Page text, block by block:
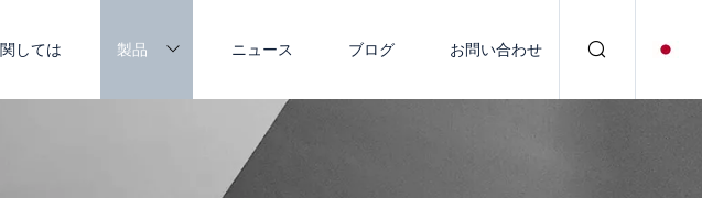
しては 製品 ニュース ブログ お問い合わせ